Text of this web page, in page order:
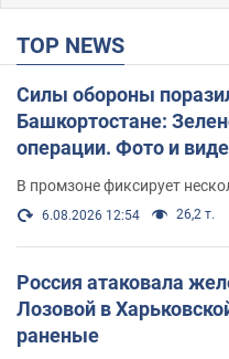
TOP NEWS
Силы обороны
Башкортостане:
операции. Фото и
В промзоне фиксирует
6.08.2026 12:54 26,2 т.
Россия атаковала
Лозовой в
раненые